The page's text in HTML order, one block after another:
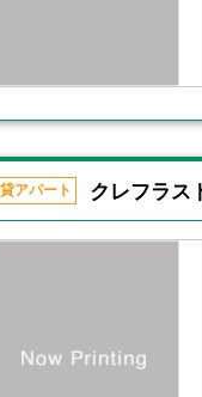
アパート クレフラス